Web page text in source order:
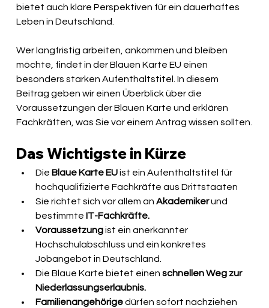
bietet auch klare Perspektiven für ein dauerhaftes
Leben in Deutschland.
Wer langfristig arbeiten, ankommen und bleiben
möchte, findet in der Blauen Karte EU einen
besonders starken Aufenthaltstitel. In diesem
Beitrag geben wir einen Überblick über die
Voraussetzungen der Blauen Karte und erklären
Fachkräften, was Sie vor einem Antrag wissen sollten.
Das Wichtigste in Kürze
Die Blaue Karte EU ist ein Aufenthaltstitel für
hochqualifizierte Fachkräfte aus Drittstaaten
Sie richtet sich vor allem an Akademiker und
bestimmte IT-Fachkräfte.
Voraussetzung ist ein anerkannter
Hochschulabschluss und ein konkretes
Jobangebot in Deutschland.
Die Blaue Karte bietet einen schnellen Weg zur
Niederlassungserlaubnis.
Familienangehörige dürfen sofort nachziehen